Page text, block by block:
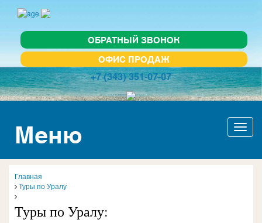
ОБРАТНЫЙ ЗВОНОК
ОФИС ПРОДАЖ
+7 (343) 351-07-07
Меню
Главная
Туры по Уралу
Туры по Уралу: